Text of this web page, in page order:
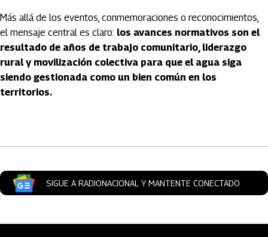
Más allá de los eventos, conmemoraciones o reconocimientos,
el mensaje central es claro: los avances normativos son el
resultado de años de trabajo comunitario, liderazgo
rural y movilización colectiva para que el agua siga
siendo gestionada como un bien común en los
territorios.
SIGUE A RADIONACIONAL Y MANTENTE CONECTADO